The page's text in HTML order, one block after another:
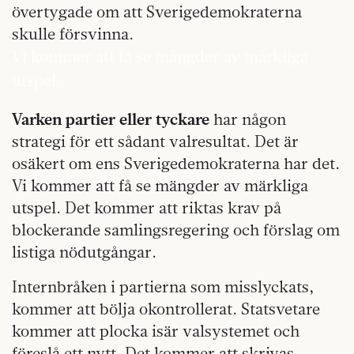
övertygade om att Sverigedemokraterna
skulle försvinna.
Varken partier eller tyckare har någon
strategi för ett sådant valresultat. Det är
osäkert om ens Sverigedemokraterna har det.
Vi kommer att få se mängder av märkliga
utspel. Det kommer att riktas krav på
blockerande samlingsregering och förslag om
listiga nödutgångar.
Internbråken i partierna som misslyckats,
kommer att bölja okontrollerat. Statsvetare
kommer att plocka isär valsystemet och